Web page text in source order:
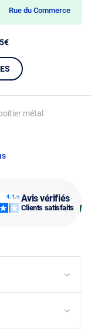
Avis vérifiés
Clients satisfaits
métal
Rue du Commerce